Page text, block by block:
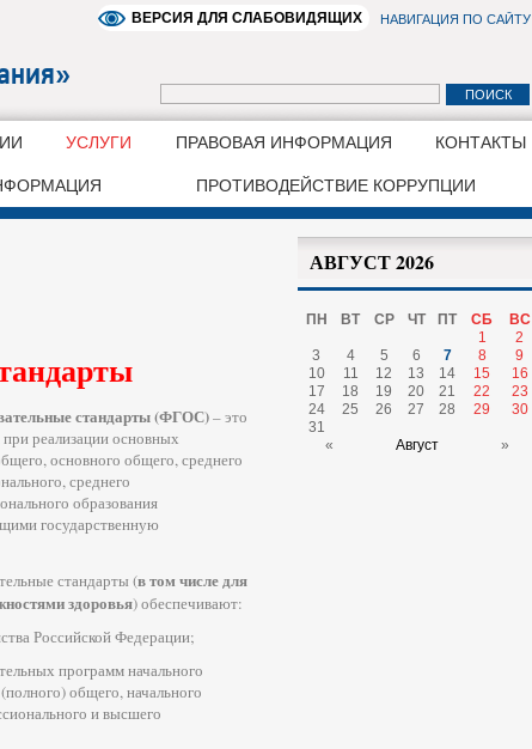
НАВИГАЦИЯ ПО САЙТУ
ВЕРСИЯ ДЛЯ СЛАБОВИДЯЩИХ
УСЛУГИ ПРАВОВАЯ ИНФОРМАЦИЯ КОНТАКТЫ
ПРОТИВОДЕЙСТВИЕ КОРРУПЦИИ
стандарты (ФГОС)– это
реализации основных
основного общего, среднего
среднего
образования
государственную
стандарты (в том числе для
здоровья) обеспечивают:
Российской Федерации;
программ начального
общего, начального
и высшего
АВГУСТ 2026
ПН ВТ СР ЧТ ПТ СБ
ВС
1
2
3
4 5 6 7 8
9
10
11 12 13 14 15
16
17
18 19 20 21 22
23
24
25 26 27 28 29
30
31
«
Август »